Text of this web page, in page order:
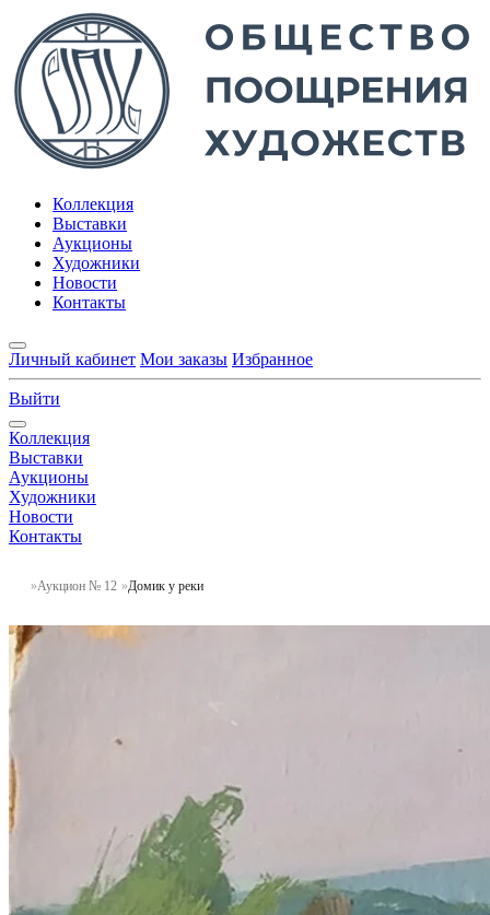
Коллекция
Выставки
Аукционы
Художники
Новости
Контакты
Личный кабинет Мои заказы Избранное
Выйти
Коллекция
Выставки
Аукционы
Художники
Новости
Контакты
Аукцион № 12 Домик у реки